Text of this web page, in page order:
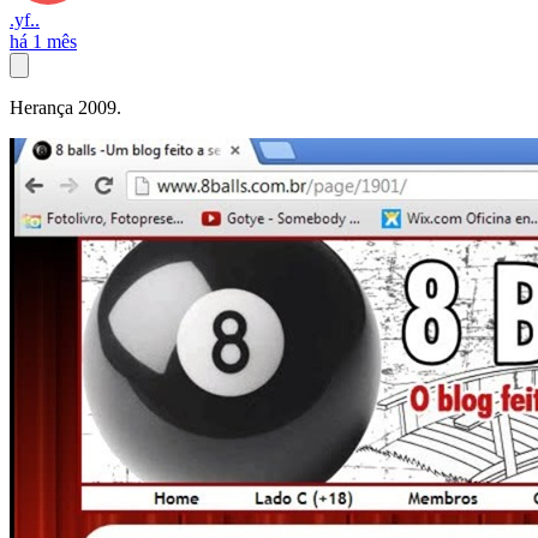
.yf..
há 1 mês
Herança 2009.